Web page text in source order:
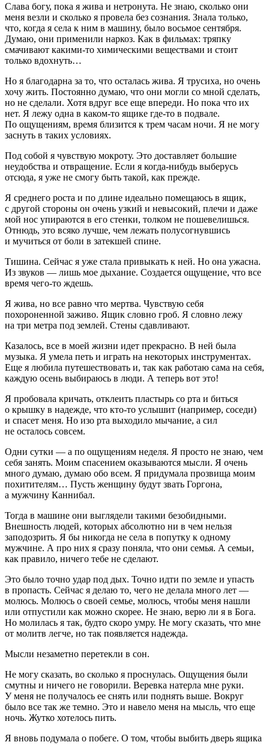
Слава богу, пока я жива и нетронута. Не знаю, сколько они
меня везли и сколько я провела без сознания. Знала только,
что, когда я села к ним в машину, было восьмое сентября.
Думаю, они применили наркоз. Как в фильмах: тряпку
смачивают какими-то химическими веществами и стоит
только вдохнуть…
Но я благодарна за то, что осталась жива. Я трусиха, но очень
хочу жить. Постоянно думаю, что они могли со мной сделать,
но не сделали. Хотя вдруг все еще впереди. Но пока что их
нет. Я лежу одна в каком-то ящике где-то в подвале.
По ощущениям, время близится к трем часам ночи. Я не могу
заснуть в таких условиях.
Под собой я чувствую мокроту. Это доставляет большие
неудобства и отвращение. Если я когда-нибудь выберусь
отсюда, я уже не смогу быть такой, как прежде.
Я среднего роста и по длине идеально помещаюсь в ящик,
с другой стороны он очень узкий и невысокий, плечи и даже
мой нос упираются в его стенки, толком не пошевелишься.
Отнюдь, это всяко лучше, чем лежать полусогнувшись
и мучиться от боли в затекшей спине.
Тишина. Сейчас я уже стала привыкать к ней. Но она ужасна.
Из звуков — лишь мое дыхание. Создается ощущение, что все
время чего-то ждешь.
Я жива, но все равно что мертва. Чувствую себя
похороненной заживо. Ящик словно гроб. Я словно лежу
на три метра под землей. Стены сдавливают.
Казалось, все в моей жизни идет прекрасно. В ней была
музыка. Я умела петь и играть на некоторых инструментах.
Еще я любила путешествовать и, так как работаю сама на себя,
каждую осень выбираюсь в люди. А теперь вот это!
Я пробовала кричать, отклеить пластырь со рта и биться
о крышку в надежде, что кто-то услышит (например, соседи)
и спасет меня. Но изо рта выходило мычание, а сил
не осталось совсем.
Одни сутки — а по ощущениям неделя. Я просто не знаю, чем
себя занять. Моим спасением оказываются мысли. Я очень
много думаю, думаю обо всем. Я придумала прозвища моим
похитителям… Пусть женщину будут звать Горгона,
а мужчину Каннибал.
Тогда в машине они выглядели такими безобидными.
Внешность людей, которых абсолютно ни в чем нельзя
заподозрить. Я бы никогда не села в попутку к одному
мужчине. А про них я сразу поняла, что они семья. А семьи,
как правило, ничего тебе не сделают.
Это было точно удар под дых. Точно идти по земле и упасть
в пропасть. Сейчас я делаю то, чего не делала много лет —
молюсь. Молюсь о своей семье, молюсь, чтобы меня нашли
или отпустили как можно скорее. Не знаю, верю ли я в Бога.
Но молилась я так, будто скоро умру. Не могу сказать, что мне
от молитв легче, но так появляется надежда.
Мысли незаметно перетекли в сон.
Не могу сказать, во сколько я проснулась. Ощущения были
смутны и ничего не говорили. Веревка натерла мне руки.
У меня не получалось ее снять или поднять выше. Вокруг
было все так же темно. Это и навело меня на мысль, что еще
ночь. Жутко хотелось пить.
Я вновь подумала о побеге. О том, чтобы выбить дверь ящика